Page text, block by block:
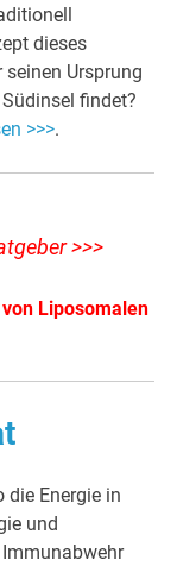
dieses
Ursprung
findet?
>>>.
>>>
Liposomalen
Energie in
und